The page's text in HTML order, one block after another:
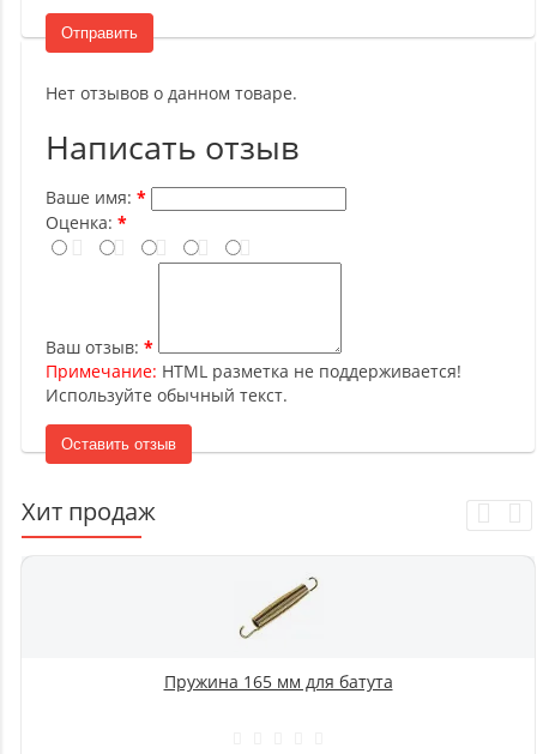
Отправить
Нет отзывов о данном товаре.
Написать отзыв
Ваше имя:
Оценка:
Ваш отзыв:
Примечание: HTML разметка не поддерживается!
Используйте обычный текст.
Оставить отзыв
Хит продаж
Пружина 165 мм для батута